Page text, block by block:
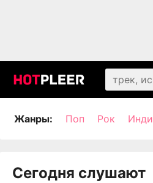
Жанры: Поп Рок Инди
Сегодня слушают